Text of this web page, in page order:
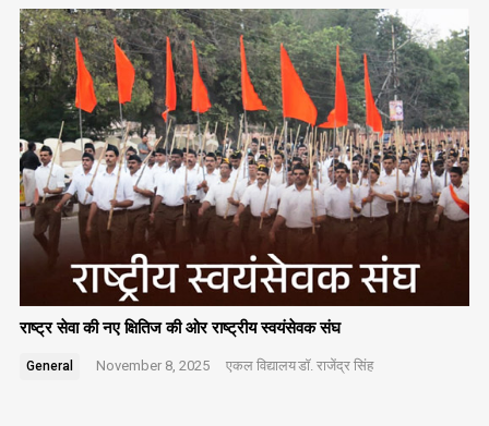
राष्ट्र सेवा की नए क्षितिज की ओर राष्ट्रीय स्वयंसेवक संघ
General November 8, 2025 एकल विद्यालयडॉ. राजेंद्र सिंह